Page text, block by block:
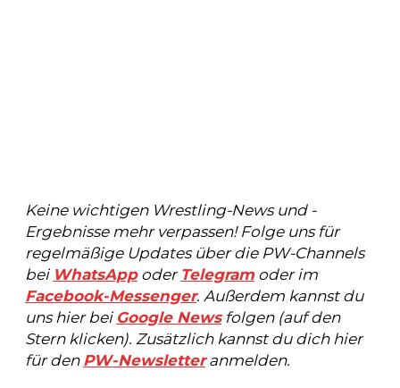
Keine wichtigen Wrestling-News und -
Ergebnisse mehr verpassen! Folge uns für
regelmäßige Updates über die PW-Channels
bei WhatsAppoder Telegramoder im
Facebook-Messenger. Außerdem kannst du
uns hier bei Google Newsfolgen (auf den
Stern klicken). Zusätzlich kannst du dich hier
für den PW-Newsletteranmelden.